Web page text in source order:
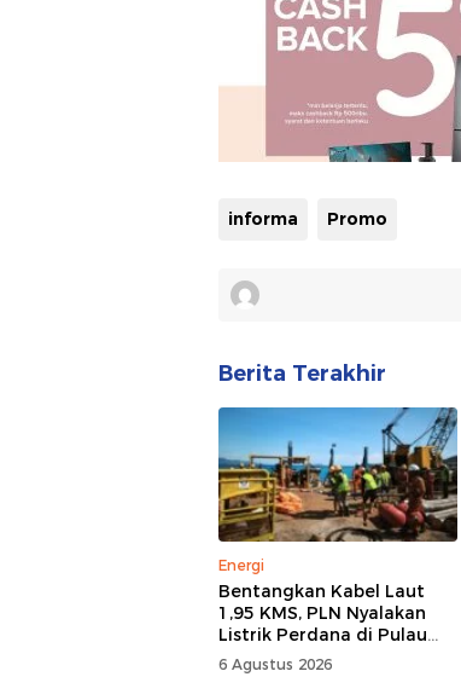
informa Promo
Berita Terakhir
Energi
Bentangkan Kabel Laut
1,95 KMS, PLN Nyalakan
Listrik Perdana di Pulau
Dudepo, Desa Berlistrik di
Gorontalo 100 Persen
6 Agustus 2026